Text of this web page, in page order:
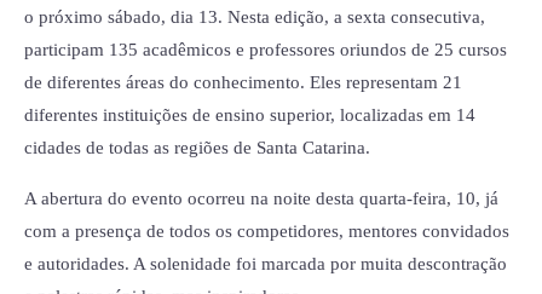
o próximo sábado, dia 13. Nesta edição, a sexta consecutiva,
participam 135 acadêmicos e professores oriundos de 25 cursos
de diferentes áreas do conhecimento. Eles representam 21
diferentes instituições de ensino superior, localizadas em 14
cidades de todas as regiões de Santa Catarina.
A abertura do evento ocorreu na noite desta quarta-feira, 10, já
com a presença de todos os competidores, mentores convidados
e autoridades. A solenidade foi marcada por muita descontração